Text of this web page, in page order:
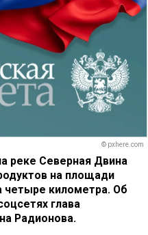
© pxhere.com
реке Северная Двина
на площади
четыре километра. Об
глава
Радионова.